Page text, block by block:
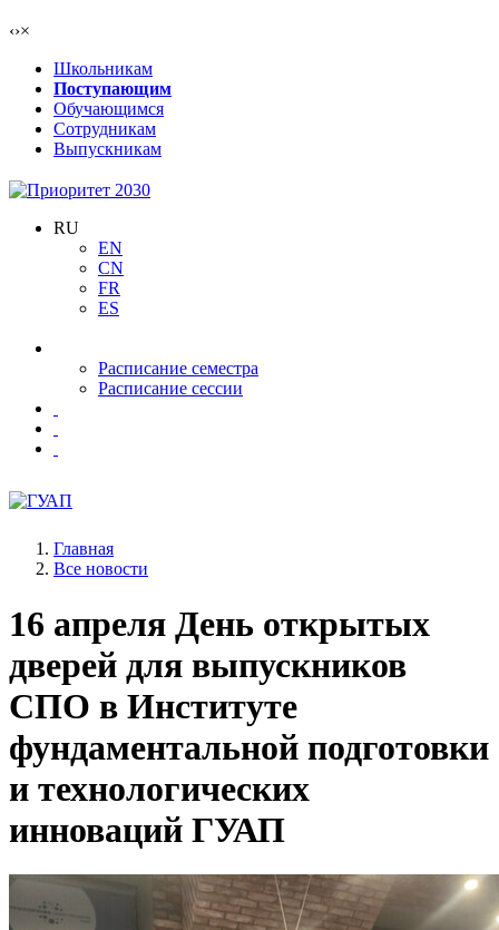
‹›×
Школьникам
Поступающим
Обучающимся
Сотрудникам
Выпускникам
RU
EN
CN
FR
ES
Расписание семестра
Расписание сессии
Главная
Все новости
16 апреля День открытых
дверей для выпускников
СПО в Институте
фундаментальной подготовки
и технологических
инноваций ГУАП